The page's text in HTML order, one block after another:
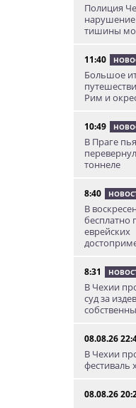
Полиция
тишины
11:40
Большое
Рим и
10:49
В Праге
тоннеле
8:40
В
бесплатно
еврейских
8:31
В Чехии
суд за
08.08.26
В Чехии
фестиваль
08.08.26